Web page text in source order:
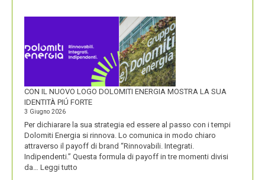
CON IL NUOVO LOGO DOLOMITI ENERGIA MOSTRA LA SUA
IDENTITÀ PIÚ FORTE
3 Giugno 2026
Per dichiarare la sua strategia ed essere al passo con i tempi
Dolomiti Energia si rinnova. Lo comunica in modo chiaro
attraverso il payoff di brand “Rinnovabili. Integrati.
Indipendenti.” Questa formula di payoff in tre momenti divisi
da… Leggi tutto